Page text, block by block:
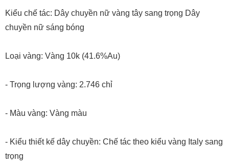
Kiểu chế tác: Dây chuyền nữ vàng tây sang trọng Dây
chuyền nữ sáng bóng
Loại vàng: Vàng 10k (41.6%Au)
- Trọng lượng vàng: 2.746 chỉ
- Màu vàng: Vàng màu
- Kiểu thiết kế dây chuyền: Chế tác theo kiểu vàng Italy sang
trọng